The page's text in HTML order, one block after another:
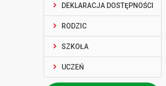
DEKLARACJA DOSTĘPNOŚCI
RODZIC
SZKOŁA
UCZEŃ